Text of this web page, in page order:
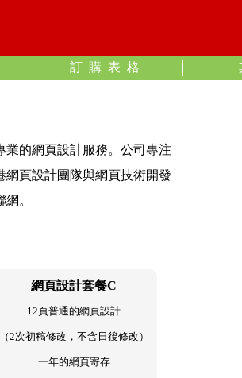
訂購表格
業的網頁設計服務。公司專注
頁設計團隊與網頁技術開發
。
網頁設計套餐C
12頁普通的網頁設計
（2次初稿修改，不含日後修改）
一年的網頁寄存